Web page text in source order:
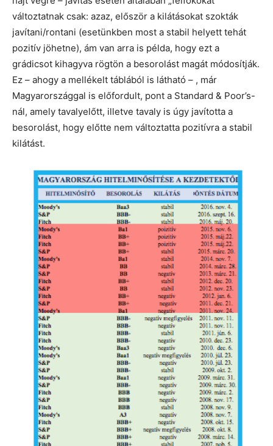
változtatnak csak: azaz, először a kilátásokat szokták
javítani/rontani (esetünkben most a stabil helyett tehát
pozitív jöhetne), ám van arra is példa, hogy ezt a
grádicsot kihagyva rögtön a besorolást magát módosítják.
Ez – ahogy a mellékelt táblából is látható – , már
Magyarországgal is előfordult, pont a Standard & Poor’s-
nál, amely tavalyelőtt, illetve tavaly is úgy javította a
besorolást, hogy előtte nem változtatta pozitívra a stabil
kilátást.